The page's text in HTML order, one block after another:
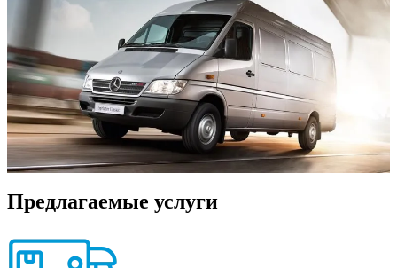
Предлагаемые услуги